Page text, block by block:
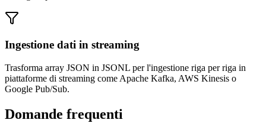
Ingestione dati in streaming
Trasforma array JSON in JSONL per l'ingestione riga per riga in
piattaforme di streaming come Apache Kafka, AWS Kinesis o
Google Pub/Sub.
Domande frequenti